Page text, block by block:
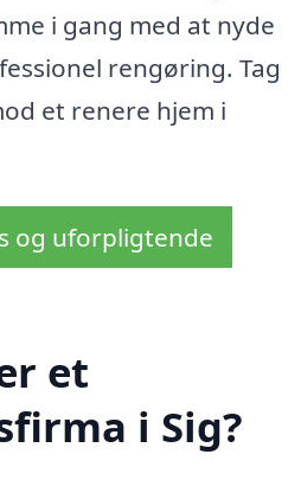
i gang med at nyde
rengøring. Tag
et renere hjem i
og uforpligtende
et
i Sig?